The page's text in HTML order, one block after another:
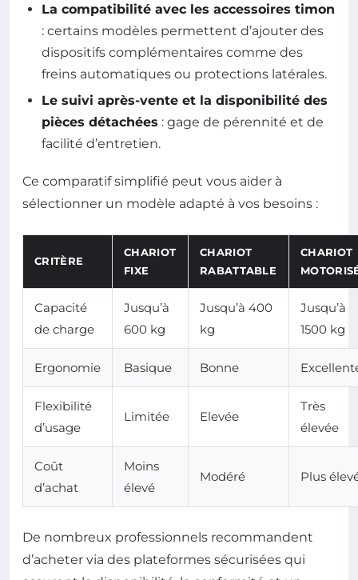
La compatibilité avec les accessoires timon
: certains modèles permettent d’ajouter des
dispositifs complémentaires comme des
freins automatiques ou protections latérales.
Le suivi après-vente et la disponibilité des
pièces détachées : gage de pérennité et de
facilité d’entretien.
Ce comparatif simplifié peut vous aider à
sélectionner un modèle adapté à vos besoins :
CRITÈRE
CHARIOT
FIXE
CHARIOT
RABATTABLE
CHARIOT
Capacité
de charge
Jusqu’à
600 kg
Jusqu’à 400
kg
Jusqu’à
1500 kg
Ergonomie Basique Bonne
Flexibilité
d’usage
Limitée Elevée
Très
élevée
Coût
d’achat
Moins
élevé
Modéré Plus
De nombreux professionnels recommandent
d’acheter via des plateformes sécurisées qui